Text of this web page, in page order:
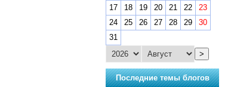
17
18 19 20 21 22
23
24
25 26 27 28 29
30
31
>
Последние темы блогов